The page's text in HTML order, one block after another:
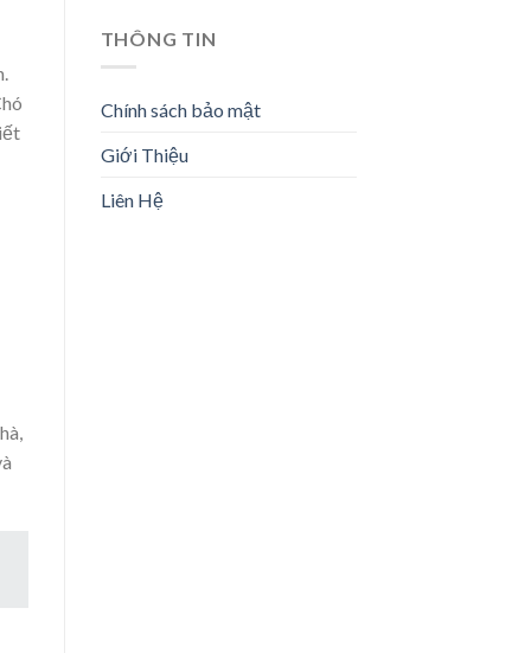
THÔNG TIN
Chính sách bảo mật
Giới Thiệu
Liên Hệ